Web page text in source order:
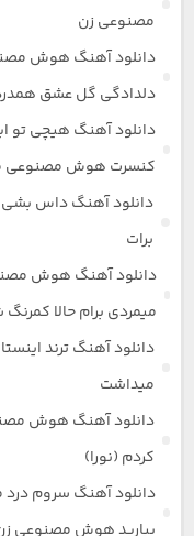
مصنوعی زن
دانلود آهنگ هوش
دلدادگی گل عشق
دانلود آهنگ هیچی تو
کنسرت هوش مصنوعی
دانلود آهنگ داس
برات
دانلود آهنگ هوش
میمردی برام حالا
دانلود آهنگ ترند
میداشت
دانلود آهنگ هوش
کردم (نورا)
دانلود آهنگ سروم درد
بیارید هوش مصنوعی